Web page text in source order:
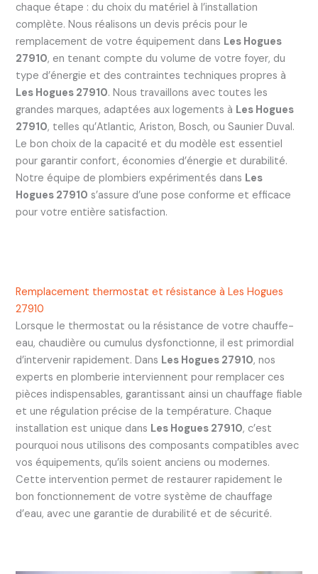
chaque étape : du choix du matériel à l’installation
complète. Nous réalisons un devis précis pour le
remplacement de votre équipement dans Les Hogues
27910, en tenant compte du volume de votre foyer, du
type d’énergie et des contraintes techniques propres à
Les Hogues 27910. Nous travaillons avec toutes les
grandes marques, adaptées aux logements à Les Hogues
27910, telles qu’Atlantic, Ariston, Bosch, ou Saunier Duval.
Le bon choix de la capacité et du modèle est essentiel
pour garantir confort, économies d’énergie et durabilité.
Notre équipe de plombiers expérimentés dans Les
Hogues 27910 s’assure d’une pose conforme et efficace
pour votre entière satisfaction.
Remplacement thermostat et résistance à Les Hogues
27910
Lorsque le thermostat ou la résistance de votre chauffe-
eau, chaudière ou cumulus dysfonctionne, il est primordial
d’intervenir rapidement. Dans Les Hogues 27910, nos
experts en plomberie interviennent pour remplacer ces
pièces indispensables, garantissant ainsi un chauffage fiable
et une régulation précise de la température. Chaque
installation est unique dans Les Hogues 27910, c’est
pourquoi nous utilisons des composants compatibles avec
vos équipements, qu’ils soient anciens ou modernes.
Cette intervention permet de restaurer rapidement le
bon fonctionnement de votre système de chauffage
d’eau, avec une garantie de durabilité et de sécurité.